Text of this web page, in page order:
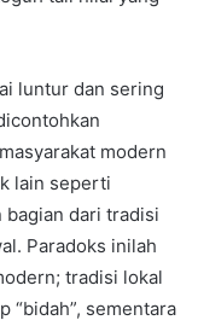
luntur dan sering
modern
lain seperti
bagian dari tradisi
Paradoks inilah
tradisi lokal
“bidah”, sementara